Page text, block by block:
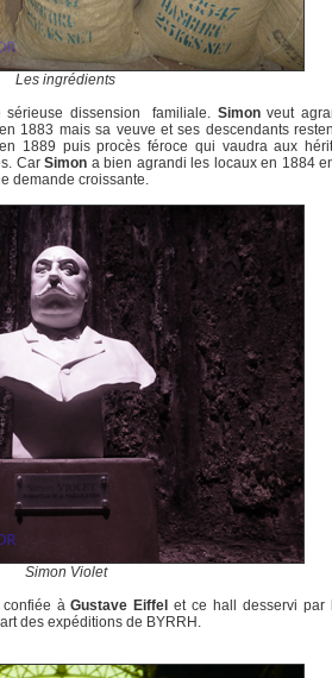
Les ingrédients
sérieuse dissension familiale. Simonveut
1883 mais sa veuve et ses descendants
1889 puis procès féroce qui vaudra aux
CarSimon a bien agrandi les locaux en 1884
demande croissante.
Simon Violet
confiée àGustave Eiffel et ce hall desservi par
des expéditions de BYRRH.